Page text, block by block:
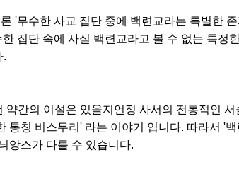
'무수한 사교 집단 중에 백련교라는 특별한
집단 속에 사실 백련교라고 볼 수 없는 특정
.
약간의 이설은 있을지언정 사서의 전통적인
통칭 비스무리' 라는 이야기 입니다. 따라서 '
앙스가 다를 수 있습니다.